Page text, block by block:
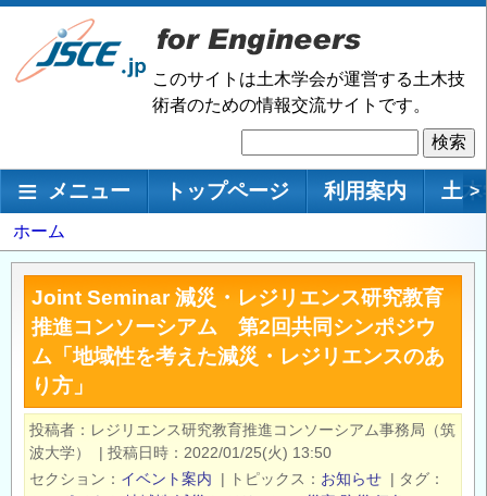
メ
ン
移
このサイトは土木学会が運営する土木技
術者のための情報交流サイトです。
索
メインナビゲーション
メニュー トップページ 利用案内 土 >
パ
ン
ず
ホーム
Joint Seminar 減災・レジリエンス研究教育
推進コンソーシアム 第2回共同シンポジウ
ム「地域性を考えた減災・レジリエンスのあ
り方」
投稿者
レジリエンス研究教育推進コンソーシアム事務局（筑
波大学）
| 投稿日時
2022/01/25(火) 13:50
セクション
イベント案内 | トピックス お知らせ | タグ